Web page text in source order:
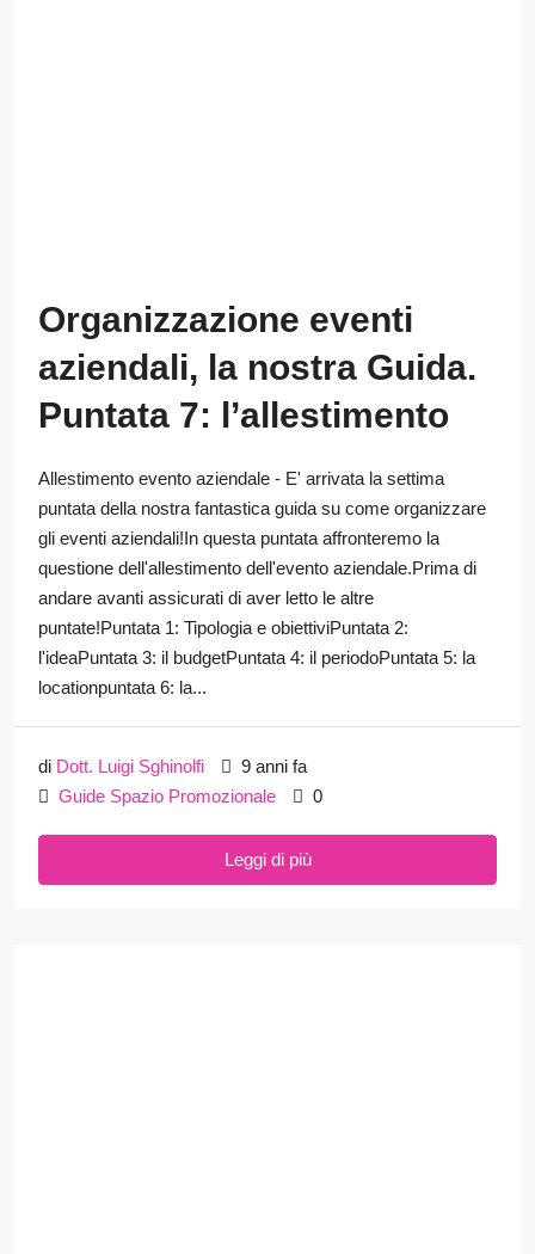
Organizzazione eventi
aziendali, la nostra Guida.
Puntata 7: l’allestimento
Allestimento evento aziendale - E' arrivata la settima
puntata della nostra fantastica guida su come organizzare
gli eventi aziendali!In questa puntata affronteremo la
questione dell'allestimento dell'evento aziendale.Prima di
andare avanti assicurati di aver letto le altre
puntate!Puntata 1: Tipologia e obiettiviPuntata 2:
l'ideaPuntata 3: il budgetPuntata 4: il periodoPuntata 5: la
locationpuntata 6: la...
di Dott. Luigi Sghinolfi
9 anni fa
Guide Spazio Promozionale
0
Leggi di più